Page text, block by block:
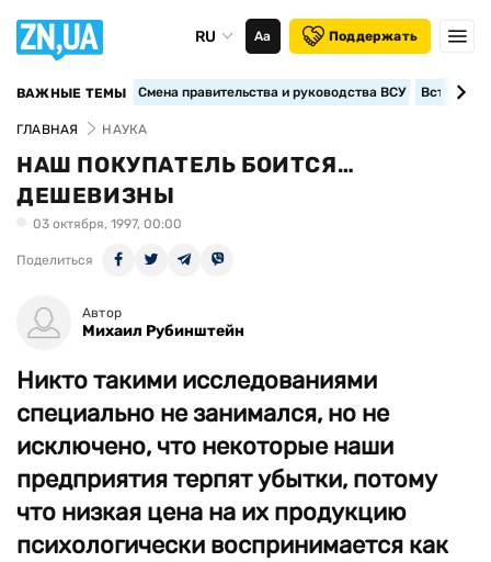
RU Аа Поддержать
ВАЖНЫЕ ТЕМЫ Смена правительства и руководства ВСУ
ГЛАВНАЯ НАУКА
НАШ ПОКУПАТЕЛЬ БОИТСЯ…
ДЕШЕВИЗНЫ
03 октября, 1997, 00:00
Поделиться
Автор
Михаил Рубинштейн
Никто такими исследованиями
специально не занимался, но не
исключено, что некоторые наши
предприятия терпят убытки, потому
что низкая цена на их продукцию
психологически воспринимается как